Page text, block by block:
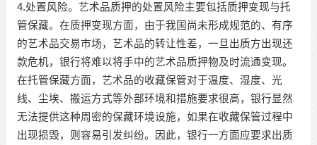
4.处置风险。艺术品质押的处置风险主要包括质押变现与托
管保藏。在质押变现方面，由于我国尚未形成规范的、有序
的艺术品交易市场，艺术品的转让性差，一旦出质方出现还
款危机，银行将难以将手中的艺术品质押物及时流通变现。
在托管保藏方面，艺术品的收藏保管对于温度、湿度、光
线、尘埃、搬运方式等外部环境和措施要求很高，银行显然
无法提供这种周密的保藏环境设施，如果在收藏保管过程中
出现损毁，则容易引发纠纷。因此，银行一方面应要求出质